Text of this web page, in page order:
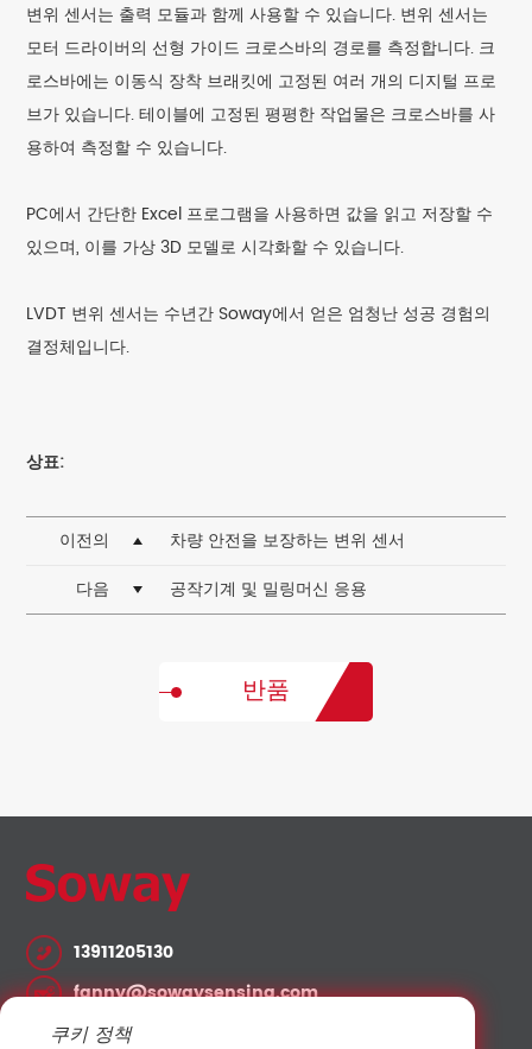
변위 센서는 출력 모듈과 함께 사용할 수 있습니다. 변위 센서는
모터 드라이버의 선형 가이드 크로스바의 경로를 측정합니다. 크
로스바에는 이동식 장착 브래킷에 고정된 여러 개의 디지털 프로
브가 있습니다. 테이블에 고정된 평평한 작업물은 크로스바를 사
용하여 측정할 수 있습니다.
PC에서 간단한 Excel 프로그램을 사용하면 값을 읽고 저장할 수
있으며, 이를 가상 3D 모델로 시각화할 수 있습니다.
LVDT 변위 센서는 수년간 Soway에서 얻은 엄청난 성공 경험의
결정체입니다.
상표:
이전의
차량 안전을 보장하는 변위 센서
다음
공작기계 및 밀링머신 응용
반품
13911205130
fanny@sowaysensing.com
No.28 Xinfeng Road Potoubei Ailian Longgang
쿠키 정책